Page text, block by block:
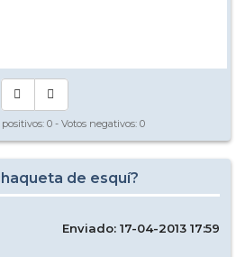
0 - Votos negativos: 0
de esquí?
Enviado: 17-04-2013 17:59